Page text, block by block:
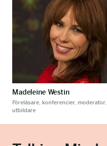
Madeleine Westin
Föreläsare, konferencier, moderator,
utbildare